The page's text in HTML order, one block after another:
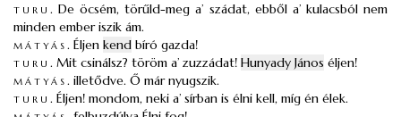
turu .De öcsém, törűld-meg a’ szádat, ebből a’ kulacsból nem
minden ember iszik ám.
mátyás. Éljen kend bíró gazda!
turu . Mit csinálsz? töröm a’ zuzzádat! Hunyady János éljen!
mátyás. illetődve. Ő már nyugszik.
turu . Éljen! mondom, neki a’ sírban is élni kell, míg én élek.